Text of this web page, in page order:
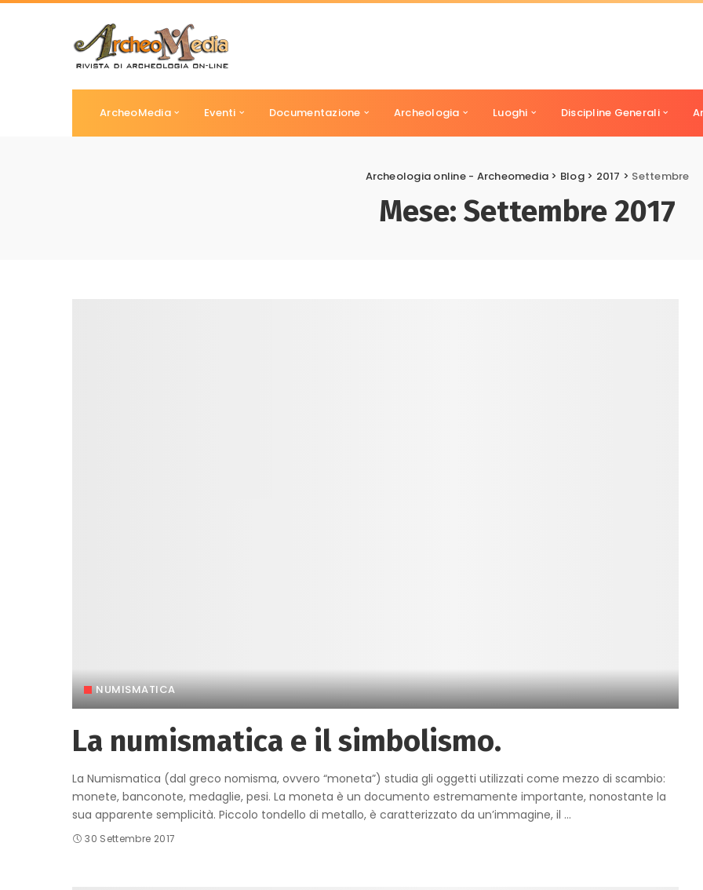
ArcheoMedia Eventi Documentazione Archeologia Luoghi Discipline Generali
Archeologia online - Archeomedia > Blog> 2017 > Settembre
Mese: Settembre 2017
NUMISMATICA
La numismatica e il simbolismo.
La Numismatica (dal greco nomisma, ovvero “moneta”) studia gli oggetti utilizzati come mezzo di scambio:
monete, banconote, medaglie, pesi. La moneta è un documento estremamente importante, nonostante la
sua apparente semplicità. Piccolo tondello di metallo, è caratterizzato da un’immagine, il ...
30 Settembre 2017